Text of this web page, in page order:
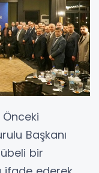
Başkanı
bir